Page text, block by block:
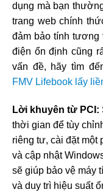
dụng mà bạn
trang web chính
đảm bảo tính tương
điện ổn định cũng
vấn đề, hãy tìm
FMV Lifebook lấy
Lời khuyên từ PCI:
thời gian để tùy
riêng tư, cài đặt một
và cập nhật
sẽ giúp bảo vệ máy
và duy trì hiệu suất